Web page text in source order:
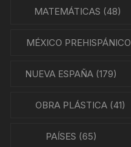
MATEMÁTICAS (48)
MÉXICO PREHISPÁNICO
NUEVA ESPAÑA(179)
OBRA PLÁSTICA (41)
PAÍSES (65)